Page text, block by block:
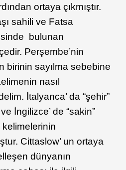
ortaya çıkmıştır.
sahili ve Fatsa
bulunan
Perşembe’nin
birinin sayılma sebebine
nasıl
İtalyanca’ da “şehir”
İngilizce’ de “sakin”
kelimelerinin
Cittaslow’ un ortaya
dünyanın